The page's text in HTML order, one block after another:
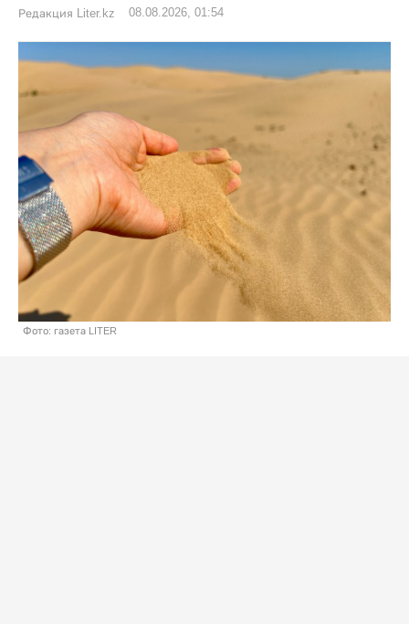
Редакция Liter.kz 08.08.2026, 01:54
Фото: газета LITER